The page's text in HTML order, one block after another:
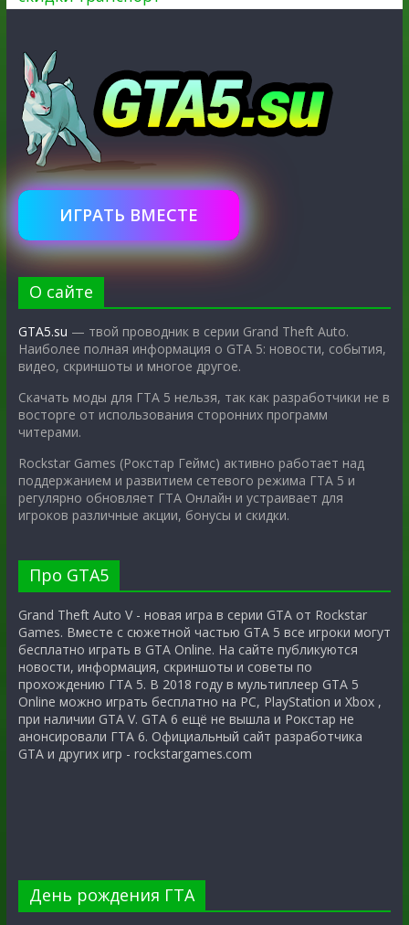
ИГРАТЬ ВМЕСТЕ
О сайте
GTA5.su — твой проводник в серии Grand Theft Auto.
Наиболее полная информация о GTA 5: новости, события,
видео, скриншоты и многое другое.
Скачать моды для ГТА 5 нельзя, так как разработчики не в
восторге от использования сторонних программ
читерами.
Rockstar Games (Рокстар Геймс) активно работает над
поддержанием и развитием сетевого режима ГТА 5 и
регулярно обновляет ГТА Онлайн и устраивает для
игроков различные акции, бонусы и скидки.
Про GTA5
Grand Theft Auto V - новая игра в серии GTA от Rockstar
Games. Вместе с сюжетной частью GTA 5 все игроки могут
бесплатно играть в GTA Online. На сайте публикуются
новости, информация, скриншоты и советы по
прохождению ГТА 5. В 2018 году в мультиплеер GTA 5
Online можно играть бесплатно на PC, PlayStation и Xbox ,
при наличии GTA V. GTA 6 ещё не вышла и Рокстар не
анонсировали ГТА 6. Официальный сайт разработчика
GTA и других игр - rockstargames.com
День рождения ГТА